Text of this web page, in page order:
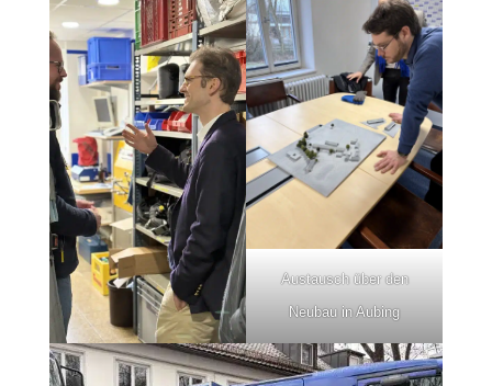
Austausch über den
Neubau in Aubing